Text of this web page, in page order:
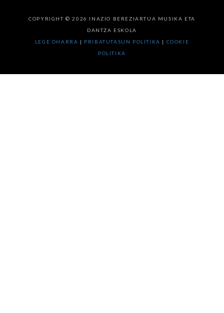
COPYRIGHT © 2026 INAZIO BEREZIARTUA MUSIKA ETA
DANTZA ESKOLA
LEGE OHARRA | PRIBATUTASUN POLITIKA | COOKIE
POLITIKA